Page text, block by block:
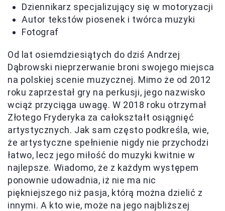
Dziennikarz specjalizujący się w motoryzacji
Autor tekstów piosenek i twórca muzyki
Fotograf
Od lat osiemdziesiątych do dziś Andrzej
Dąbrowski nieprzerwanie broni swojego miejsca
na polskiej scenie muzycznej. Mimo że od 2012
roku zaprzestał gry na perkusji, jego nazwisko
wciąż przyciąga uwagę. W 2018 roku otrzymał
Złotego Fryderyka za całokształt osiągnięć
artystycznych. Jak sam często podkreśla, wie,
że artystyczne spełnienie nigdy nie przychodzi
łatwo, lecz jego miłość do muzyki kwitnie w
najlepsze. Wiadomo, że z każdym występem
ponownie udowadnia, iż nie ma nic
piękniejszego niż pasja, którą można dzielić z
innymi. A kto wie, może na jego najbliższej